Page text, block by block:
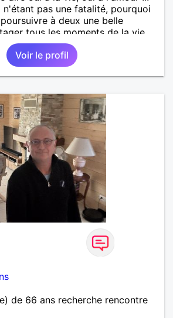
n'étant pas une fatalité, pourquoi
à deux une belle
tous les moments de la vie ...
Voir le profil
de 66 ans recherche rencontre